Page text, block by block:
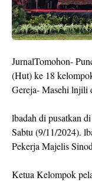
JurnalTomohon-
(Hut) ke 18
Gereja- Masehi
lbadah di pusatkan
Sabtu (9/11/2024).
Pekerja Majelis
Ketua Kelompok